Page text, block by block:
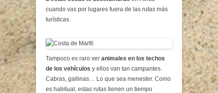
cuando vas por lugares fuera de las rutas más
turísticas.
Tampoco es raro ver animales en los techos
de los vehículos y ellos van tan campantes.
Cabras, gallinas… Lo que sea menester. Como
es habitual, estas rutas tienen un tiempo